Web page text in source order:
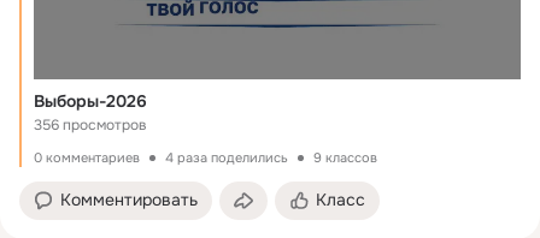
Выборы-2026
356 просмотров
0 комментариев 4 раза поделились 9 классов
Комментировать Класс